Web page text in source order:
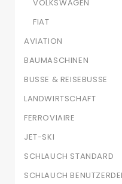
VOLKSWAGEN
FIAT
AVIATION
BAUMASCHINEN
BUSSE & REISEBUSSE
LANDWIRTSCHAFT
FERROVIAIRE
JET-SKI
SCHLAUCH STANDARD
SCHLAUCH